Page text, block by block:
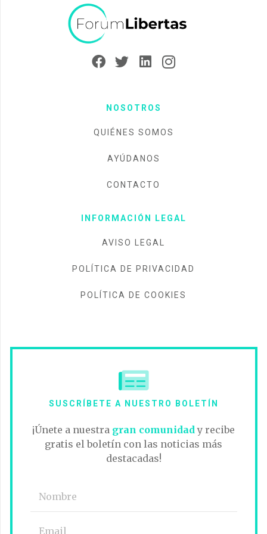
NOSOTROS
QUIÉNES SOMOS
AYÚDANOS
CONTACTO
INFORMACIÓN LEGAL
AVISO LEGAL
POLÍTICA DE PRIVACIDAD
POLÍTICA DE COOKIES
SUSCRÍBETE A NUESTRO BOLETÍN
¡Únete a nuestra gran comunidad y recibe
gratis el boletín con las noticias más
destacadas!